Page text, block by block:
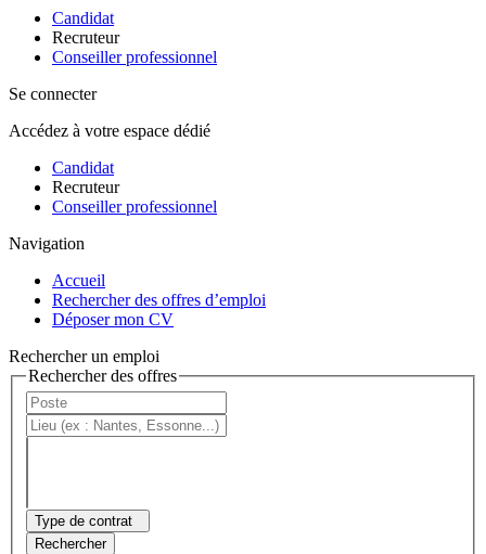
Candidat
Recruteur
Conseiller professionnel
Se connecter
Accédez à votre espace dédié
Candidat
Recruteur
Conseiller professionnel
Navigation
Accueil
Rechercher des offres d’emploi
Déposer mon CV
Rechercher un emploi
Rechercher des offres
Type de contrat
Rechercher